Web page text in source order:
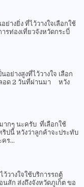
งยิ่ง ที่ไว้วางใจเลือกใช้
รท่องเที่ยวจังหวัดกระบี่
ย่างสูงที่ไว้วางใจ เลือก
อด 2 วันที่ผ่านมา หวัง
กๆ นะครับ ที่เลือกใช้
ปนี้ หวังว่าลูกค้าจะประทับ
ร...
างใจใช้บริการรถตู้
สัก ส่งถึงจังหวัดภูเก็ต ขอ